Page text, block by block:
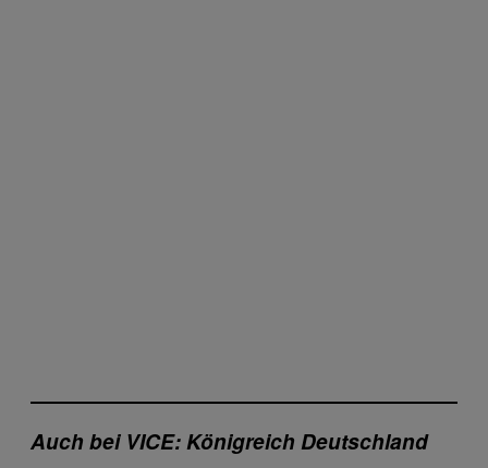
Auch bei VICE: Königreich Deutschland